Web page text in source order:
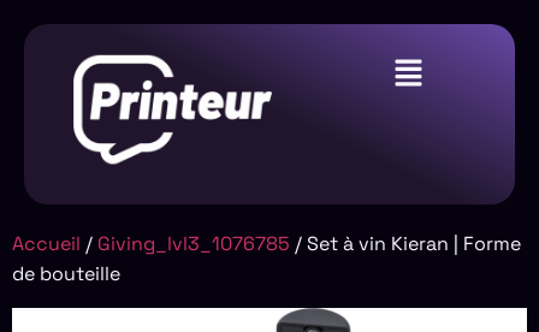
Accueil / Giving_lvl3_1076785 / Set à vin Kieran | Forme
de bouteille